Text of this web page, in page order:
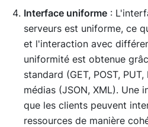
Interface uniforme :
serveurs est uniforme, ce
et l'interaction avec
uniformité est obtenue
standard (GET, POST,
médias (JSON, XML). Une
que les clients peuvent
ressources de manière